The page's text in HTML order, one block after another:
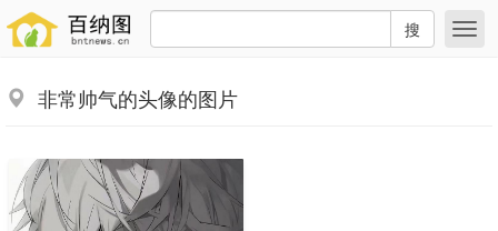
搜
非常帅气的头像的图片